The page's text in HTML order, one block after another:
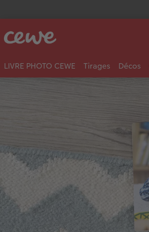
LIVRE PHOTO CEWE Tirages Décos